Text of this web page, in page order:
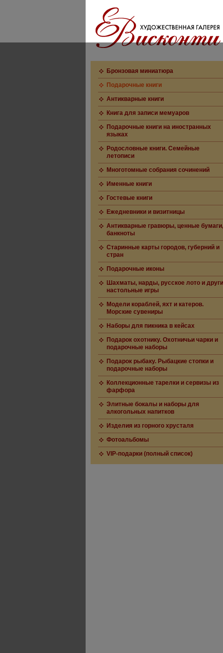
Бронзовая миниатюра
Подарочные книги
Антикварные книги
Книга для записи мемуаров
Подарочные книги на иностранных
языках
Родословные книги. Семейные
летописи
Многотомные собрания сочинений
Именные книги
Гостевые книги
Ежедневники и визитницы
Антикварные гравюры, ценные бумаги,
банкноты
Старинные карты городов, губерний и
стран
Подарочные иконы
Шахматы, нарды, русское лото и
настольные игры
Модели кораблей, яхт и катеров.
Морские сувениры
Наборы для пикника в кейсах
Подарок охотнику. Охотничьи чарки и
подарочные наборы
Подарок рыбаку. Рыбацкие стопки и
подарочные наборы
Коллекционные тарелки и сервизы из
фарфора
Элитные бокалы и наборы для
алкогольных напитков
Изделия из горного хрусталя
Фотоальбомы
VIP-подарки (полный список)